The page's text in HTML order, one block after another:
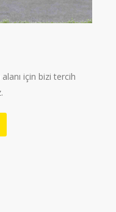
için bizi tercih